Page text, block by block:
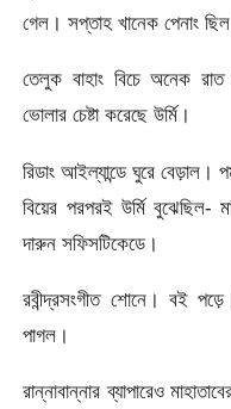
গেল। সপ্তাহ খানেক পেনাং
তেলুক বাহাং বিচে অনেক
ভোলার চেষ্টা করেছে উর্মি।
রিডাং আইল্যান্ডে ঘুরে
বিয়ের পরপরই উর্মি
দারুন সফিসটিকেডে।
রবীন্দ্রসংগীত শোনে। বই
পাগল।
রান্নাবান্নার ব্যাপারেও